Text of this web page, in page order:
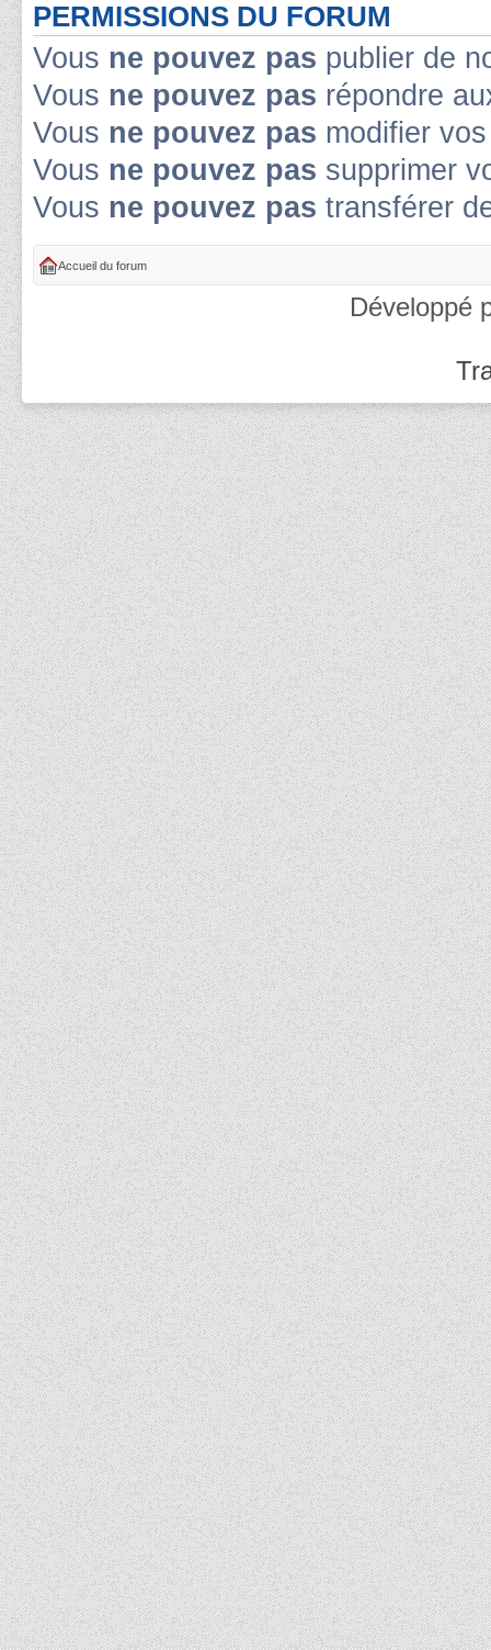
PERMISSIONS DU FORUM
Vous ne pouvez pas publier de
Vous ne pouvez pas répondre
Vous ne pouvez pas modifier
Vous ne pouvez pas supprimer
Vous ne pouvez pas transférer
Accueil du forum
Développé